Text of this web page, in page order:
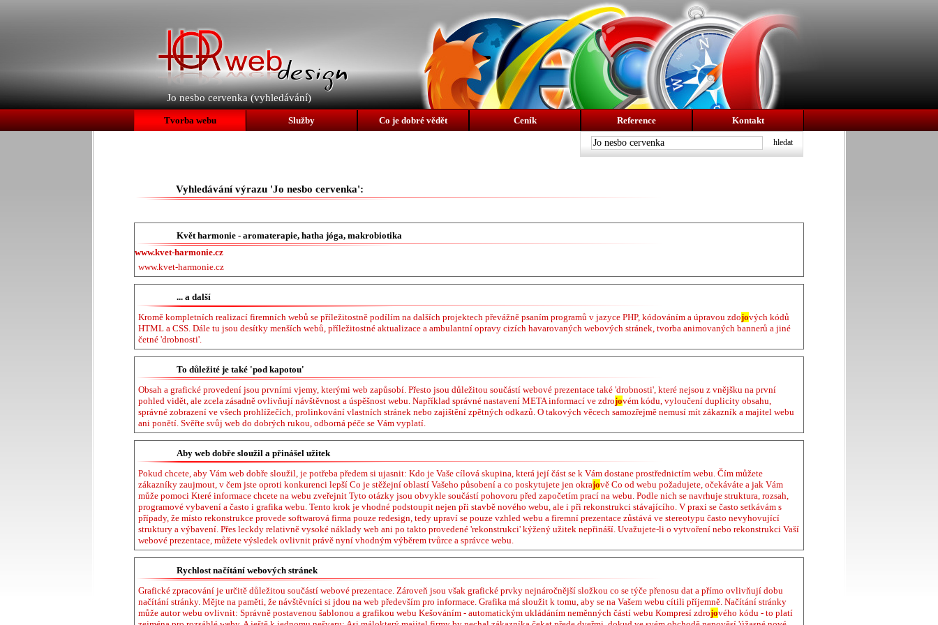
Jo nesbo cervenka (vyhledávání)
Tvorba webu Služby Co je dobré vědět Ceník Reference Kontakt
Vyhledávání výrazu 'Jo nesbo cervenka':
Květ harmonie - aromaterapie, hatha jóga, makrobiotika
www.kvet-harmonie.cz
www.kvet-harmonie.cz
... a další
Kromě kompletních realizací firemních webů se příležitostně podílím na dalších projektech převážně psaním programů v jazyce PHP, kódováním a úpravou zdojových kódů
HTML a CSS. Dále tu jsou desítky menších webů, příležitostné aktualizace a ambulantní opravy cizích havarovaných webových stránek, tvorba animovaných bannerů a jiné
četné 'drobnosti'.
To důležité je také 'pod kapotou'
Obsah a grafické provedení jsou prvními vjemy, kterými web zapůsobí. Přesto jsou důležitou součástí webové prezentace také 'drobnosti', které nejsou z vnějšku na první
pohled vidět, ale zcela zásadně ovlivňují návštěvnost a úspěšnost webu. Například správné nastavení META informací ve zdrojovém kódu, vyloučení duplicity obsahu,
správné zobrazení ve všech prohlížečích, prolinkování vlastních stránek nebo zajištění zpětných odkazů. O takových věcech samozřejmě nemusí mít zákazník a majitel webu
ani ponětí. Svěřte svůj web do dobrých rukou, odborná péče se Vám vyplatí.
Aby web dobře sloužil a přinášel užitek
Pokud chcete, aby Vám web dobře sloužil, je potřeba předem si ujasnit: Kdo je Vaše cílová skupina, která její část se k Vám dostane prostřednictím webu. Čím můžete
zákazníky zaujmout, v čem jste oproti konkurenci lepší Co je stěžejní oblastí Vašeho působení a co poskytujete jen okrajově Co od webu požadujete, očekáváte a jak Vám
může pomoci Které informace chcete na webu zveřejnit Tyto otázky jsou obvykle součástí pohovoru před započetím prací na webu. Podle nich se navrhuje struktura, rozsah,
programové vybavení a často i grafika webu. Tento krok je vhodné podstoupit nejen při stavbě nového webu, ale i při rekonstrukci stávajícího. V praxi se často setkávám s
případy, že místo rekonstrukce provede softwarová firma pouze redesign, tedy upraví se pouze vzhled webu a firemní prezentace zůstává ve stereotypu často nevyhovující
struktury a výbavení. Přes leckdy relativně vysoké náklady web ani po takto provedené 'rekonstrukci' kýžený užitek nepřináší. Uvažujete-li o vytvoření nebo rekonstrukci Vaší
webové prezentace, můžete výsledek ovlivnit právě nyní vhodným výběrem tvůrce a správce webu.
Rychlost načítání webových stránek
Grafické zpracování je určitě důležitou součástí webové prezentace. Zároveň jsou však grafické prvky nejnáročnější složkou co se týče přenosu dat a přímo ovlivňují dobu
načítání stránky. Mějte na paměti, že návštěvníci si jdou na web především pro informace. Grafika má sloužit k tomu, aby se na Vašem webu cítili příjemně. Načítání stránky
může autor webu ovlivnit: Správně postavenou šablonou a grafikou webu Kešováním - automatickým ukládáním neměnných částí webu Kompresí zdrojového kódu - to platí